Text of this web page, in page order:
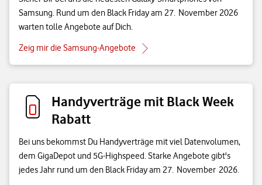
Samsung. Rund um den Black Friday am 27. November 2026
warten tolle Angebote auf Dich.
Zeig mir die Samsung-Angebote
Handyverträge mit Black Week
Rabatt
Bei uns bekommst Du Handyverträge mit viel Datenvolumen,
dem GigaDepot und 5G-Highspeed. Starke Angebote gibt's
jedes Jahr rund um den Black Friday am 27. November 2026.